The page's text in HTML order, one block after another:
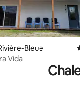
4,75 von 5, 16
Bleue
Vida